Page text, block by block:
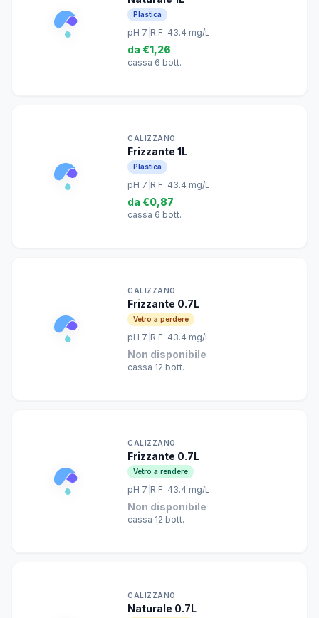
Plastica
pH 7 R.F. 43.4 mg/L
da €1,26
cassa 6 bott.
CALIZZANO
Frizzante 1L
Plastica
pH 7 R.F. 43.4 mg/L
da €0,87
cassa 6 bott.
CALIZZANO
Frizzante 0.7L
Vetro a perdere
pH 7 R.F. 43.4 mg/L
Non disponibile
cassa 12 bott.
CALIZZANO
Frizzante 0.7L
Vetro a rendere
pH 7 R.F. 43.4 mg/L
Non disponibile
cassa 12 bott.
CALIZZANO
Naturale 0.7L